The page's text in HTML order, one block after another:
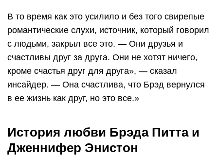
В то время как это усилило и без того свирепые
романтические слухи, источник, который говорил
с людьми, закрыл все это. — Они друзья и
счастливы друг за друга. Они не хотят ничего,
кроме счастья друг для друга», — сказал
инсайдер. — Она счастлива, что Брэд вернулся
в ее жизнь как друг, но это все.»
История любви Брэда Питта и
Дженнифер Энистон